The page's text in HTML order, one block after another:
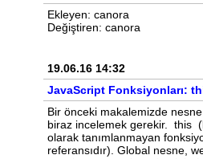
Ekleyen: canora
Değiştiren: canora
19.06.16 14:32
JavaScript Fonksiyonları:
Bir önceki makalemizde
biraz incelemek gerekir. this
olarak tanımlanmayan
referansıdır). Global nesne,